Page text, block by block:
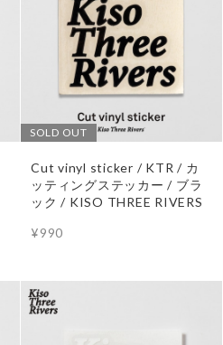
SOLD OUT
Cut vinyl sticker / KTR / カ
ッティングステッカー / ブラ
ック / KISO THREE RIVERS
¥990